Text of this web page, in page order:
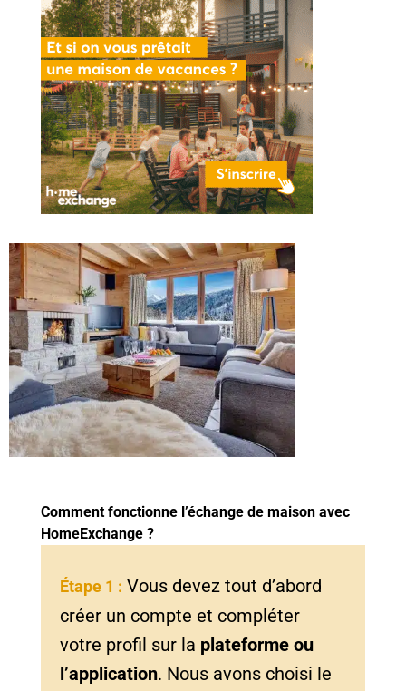
Comment fonctionne l’échange de maison avec
HomeExchange ?
Étape 1 : Vous devez tout d’abord
créer un compte et compléter
votre profil sur la plateforme ou
l’application. Nous avons choisi le